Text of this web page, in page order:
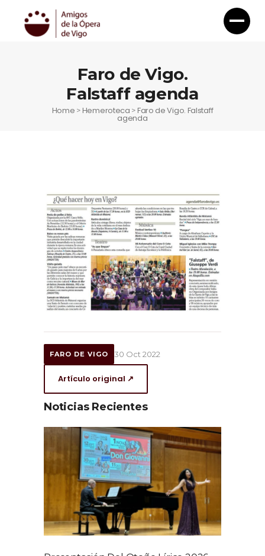
Faro de Vigo.
Falstaff agenda
Home >Hemeroteca >Faro de Vigo. Falstaff
agenda
FARO DE VIGO 30 Oct 2022
Artículo original ↗
Noticias Recientes